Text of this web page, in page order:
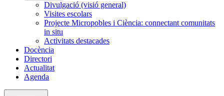
Divulgació (visió general)
Visites escolars
Projecte Micropobles i Ciència: connectant comunitats
in situ
Activitats destacades
Docència
Directori
Actualitat
Agenda